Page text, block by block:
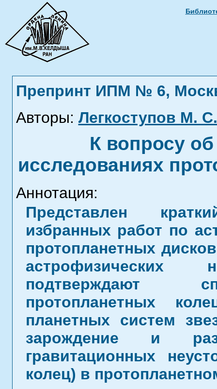
Препринт ИПМ № 6,
Авторы: Легкоступов М. С.
К вопросу
исследованиях
Аннотация:
Представлен
избранных работ по
протопланетных
подтверждают
протопланетных
планетных систем
зарождение и
гравитационных
колец) в